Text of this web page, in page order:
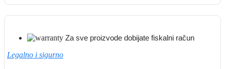
Za sve proizvode dobijate fiskalni račun
Legalno i sigurno